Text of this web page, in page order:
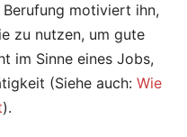
motiviert ihn,
zu nutzen, um gute
im Sinne eines Jobs,
(Siehe auch: Wie
).